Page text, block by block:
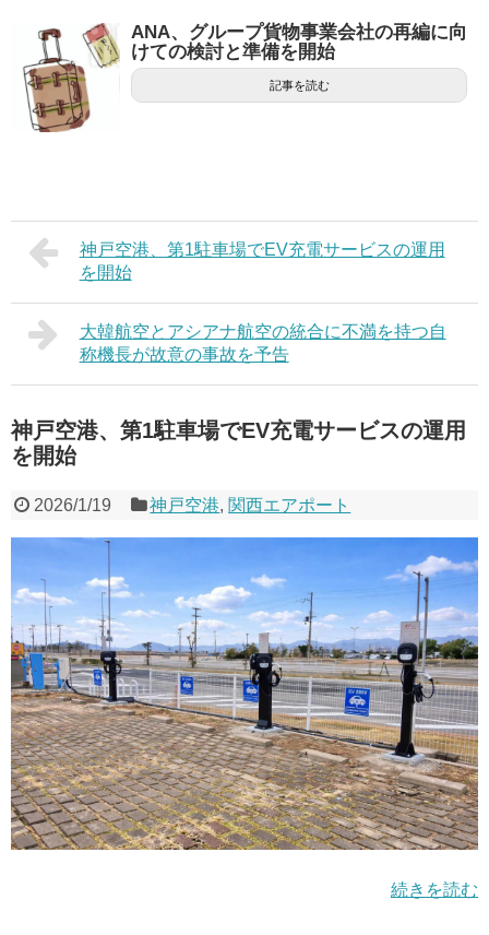
ANA、グループ貨物事業会社の再編に向
けての検討と準備を開始
記事を読む
神戸空港、第1駐車場でEV充電サービスの運用
を開始
大韓航空とアシアナ航空の統合に不満を持つ自
称機長が故意の事故を予告
神戸空港、第1駐車場でEV充電サービスの運用
を開始
2026/1/19 神戸空港, 関西エアポート
続きを読む